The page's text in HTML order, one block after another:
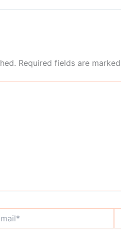
Required fields are marked